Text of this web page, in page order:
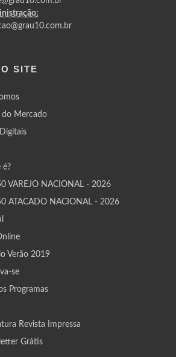
SITE
do Mercado
é?
VAREJO NACIONAL - 2026
ATACADO NACIONAL - 2026
Verão 2019
se
Programas
Revista Impressa
Grátis